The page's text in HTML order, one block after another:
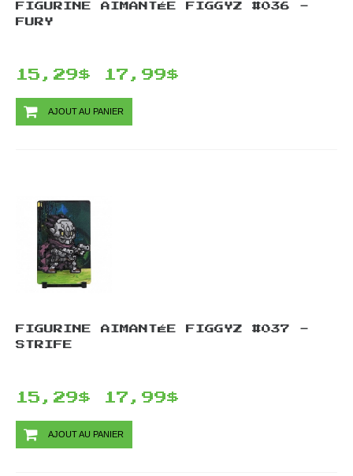
FIGURINE AIMANTÉE FIGGYZ #036 -
FURY
15,29$ 17,99$
AJOUT AU PANIER
FIGURINE AIMANTÉE FIGGYZ #037 -
STRIFE
15,29$ 17,99$
AJOUT AU PANIER